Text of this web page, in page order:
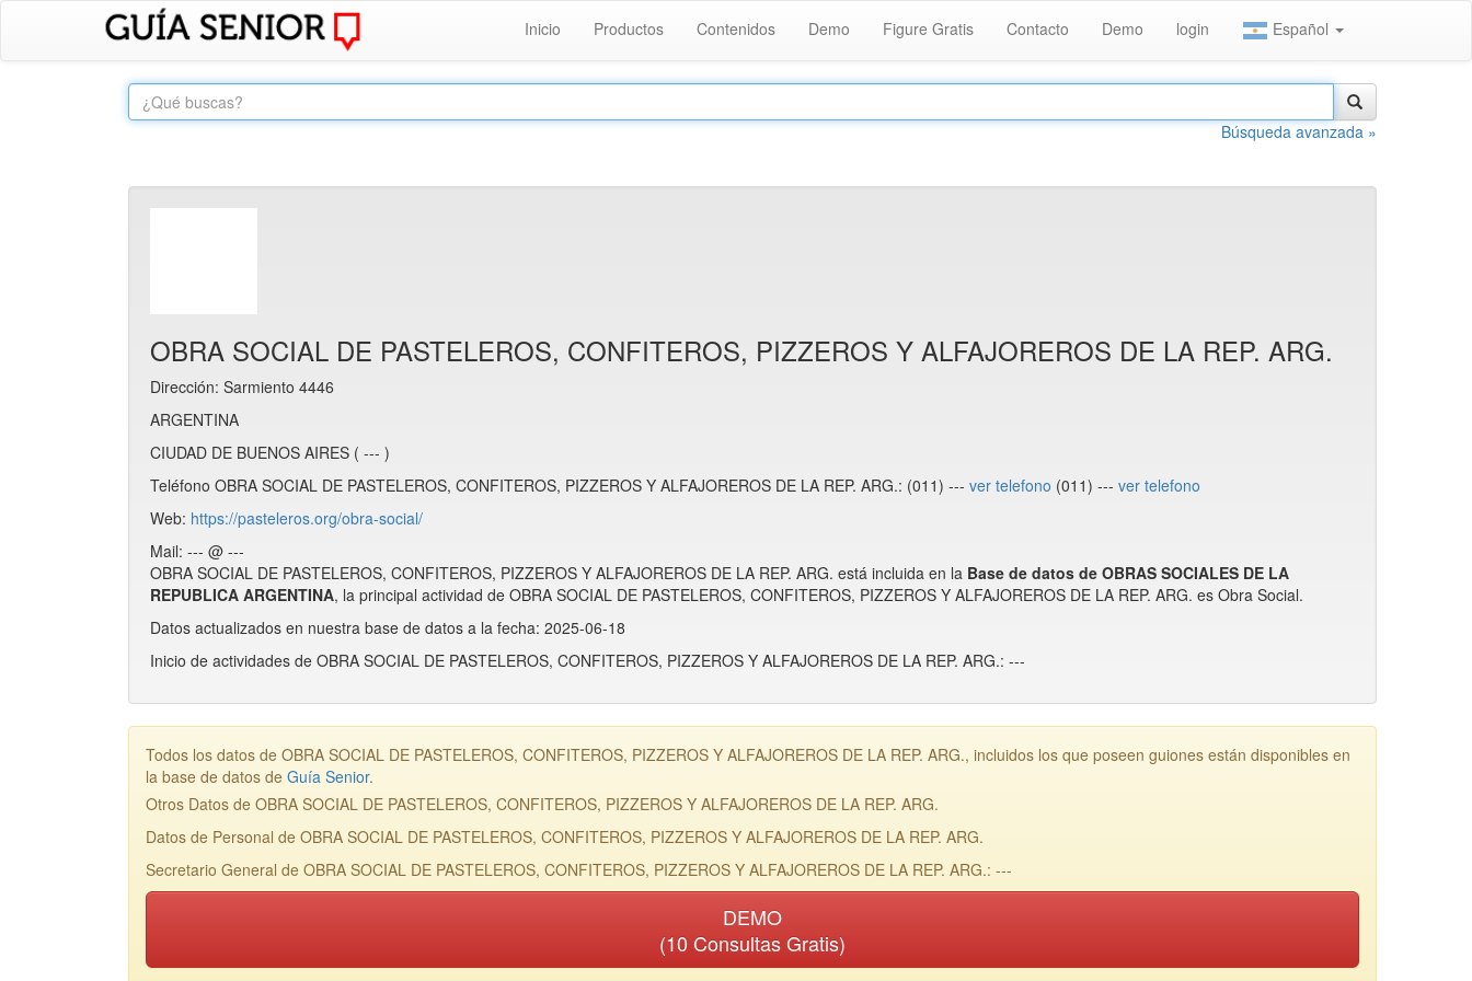
Inicio Productos Contenidos Demo Figure Gratis Contacto Demo login Español
Búsqueda avanzada »
OBRA SOCIAL DE PASTELEROS, CONFITEROS, PIZZEROS Y ALFAJOREROS DE LA REP. ARG.
Dirección: Sarmiento 4446
ARGENTINA
CIUDAD DE BUENOS AIRES ( --- )
Teléfono OBRA SOCIAL DE PASTELEROS, CONFITEROS, PIZZEROS Y ALFAJOREROS DE LA REP. ARG.: (011) --- ver telefono (011) --- ver telefono
Web: https://pasteleros.org/obra-social/
Mail: --- @ ---
OBRA SOCIAL DE PASTELEROS, CONFITEROS, PIZZEROS Y ALFAJOREROS DE LA REP. ARG. está incluida en la Base de datos de OBRAS SOCIALES DE LA
REPUBLICA ARGENTINA, la principal actividad de OBRA SOCIAL DE PASTELEROS, CONFITEROS, PIZZEROS Y ALFAJOREROS DE LA REP. ARG. es Obra Social.
Datos actualizados en nuestra base de datos a la fecha: 2025-06-18
Inicio de actividades de OBRA SOCIAL DE PASTELEROS, CONFITEROS, PIZZEROS Y ALFAJOREROS DE LA REP. ARG.: ---
Todos los datos de OBRA SOCIAL DE PASTELEROS, CONFITEROS, PIZZEROS Y ALFAJOREROS DE LA REP. ARG., incluidos los que poseen guiones están disponibles en
la base de datos de Guía Senior.
Otros Datos de OBRA SOCIAL DE PASTELEROS, CONFITEROS, PIZZEROS Y ALFAJOREROS DE LA REP. ARG.
Datos de Personal de OBRA SOCIAL DE PASTELEROS, CONFITEROS, PIZZEROS Y ALFAJOREROS DE LA REP. ARG.
Secretario General de OBRA SOCIAL DE PASTELEROS, CONFITEROS, PIZZEROS Y ALFAJOREROS DE LA REP. ARG.: ---
DEMO
(10 Consultas Gratis)